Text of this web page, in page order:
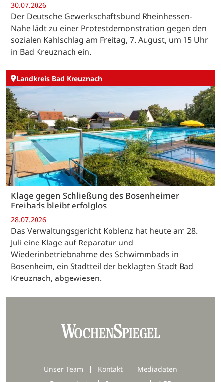
30.07.2026
Der Deutsche Gewerkschaftsbund Rheinhessen-
Nahe lädt zu einer Protestdemonstration gegen den
sozialen Kahlschlag am Freitag, 7. August, um 15 Uhr
in Bad Kreuznach ein.
Landkreis Bad Kreuznach
Klage gegen Schließung des Bosenheimer
Freibads bleibt erfolglos
28.07.2026
Das Verwaltungsgericht Koblenz hat heute am 28.
Juli eine Klage auf Reparatur und
Wiederinbetriebnahme des Schwimmbads in
Bosenheim, ein Stadtteil der beklagten Stadt Bad
Kreuznach, abgewiesen.
Unser Team Kontakt
Mediadaten